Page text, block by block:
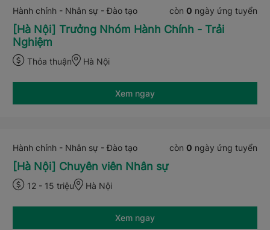
Hành chính - Nhân sự - Đào tạo còn 0 ngày ứng tuyển
[Hà Nội] Trưởng Nhóm Hành Chính - Trải
Nghiệm
Thỏa thuận Hà Nội
Xem ngay
Hành chính - Nhân sự - Đào tạo còn 0 ngày ứng tuyển
[Hà Nội] Chuyên viên Nhân sự
12 - 15 triệu Hà Nội
Xem ngay